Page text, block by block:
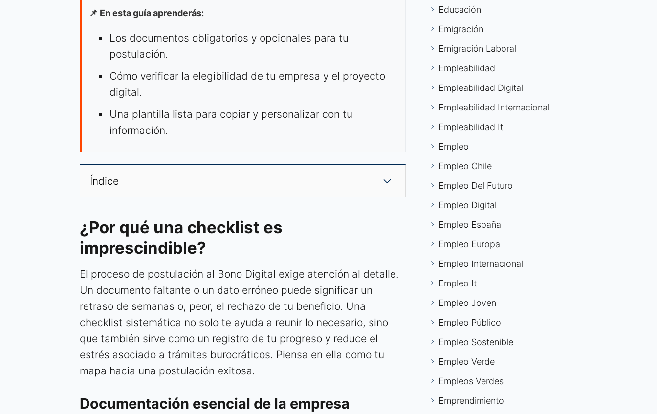
📌 En esta guía aprenderás:
Los documentos obligatorios y opcionales para tu
postulación.
Cómo verificar la elegibilidad de tu empresa y el proyecto
digital.
Una plantilla lista para copiar y personalizar con tu
información.
Índice
¿Por qué una checklist es
imprescindible?
El proceso de postulación al Bono Digital exige atención al detalle.
Un documento faltante o un dato erróneo puede significar un
retraso de semanas o, peor, el rechazo de tu beneficio. Una
checklist sistemática no solo te ayuda a reunir lo necesario, sino
que también sirve como un registro de tu progreso y reduce el
estrés asociado a trámites burocráticos. Piensa en ella como tu
mapa hacia una postulación exitosa.
Documentación esencial de la empresa
Educación
Emigración
Emigración Laboral
Empleabilidad
Empleabilidad Digital
Empleabilidad Internacional
Empleabilidad It
Empleo
Empleo Chile
Empleo Del Futuro
Empleo Digital
Empleo España
Empleo Europa
Empleo Internacional
Empleo It
Empleo Joven
Empleo Público
Empleo Sostenible
Empleo Verde
Empleos Verdes
Emprendimiento